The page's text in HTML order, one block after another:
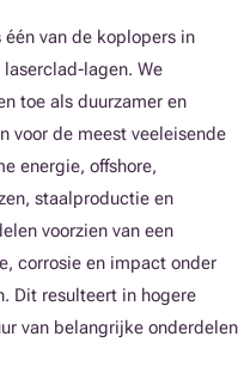
van de koplopers in
lagen. We
toe als duurzamer en
voor de meest veeleisende
energie, offshore,
staalproductie en
voorzien van een
corrosie en impact onder
Dit resulteert in hogere
van belangrijke onderdelen